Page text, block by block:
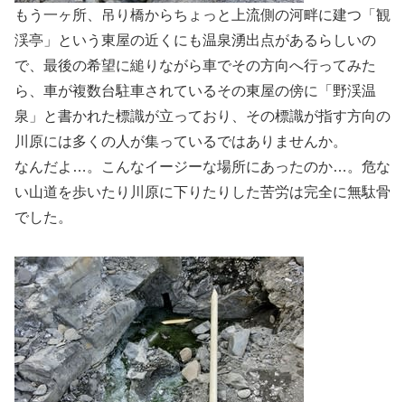
もう一ヶ所、吊り橋からちょっと上流側の河畔に建つ「観
渓亭」という東屋の近くにも温泉湧出点があるらしいの
で、最後の希望に縋りながら車でその方向へ行ってみた
ら、車が複数台駐車されているその東屋の傍に「野渓温
泉」と書かれた標識が立っており、その標識が指す方向の
川原には多くの人が集っているではありませんか。
なんだよ…。こんなイージーな場所にあったのか…。危な
い山道を歩いたり川原に下りたりした苦労は完全に無駄骨
でした。